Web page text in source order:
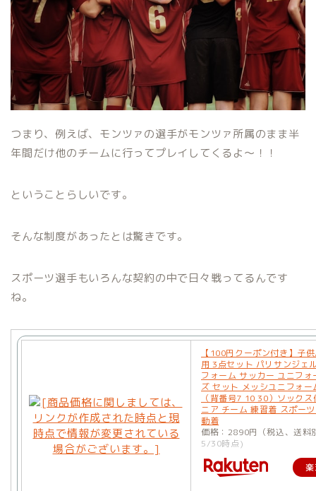
つまり、例えば、モンツァの選手がモンツァ所属のまま半
年間だけ他のチームに行ってプレイしてくるよ〜！！
ということらしいです。
そんな制度があったとは驚きです。
スポーツ選手もいろんな契約の中で日々戦ってるんです
ね。
【100円クーポン付き】子
用 3点セット パリサンジェ
フォーム サッカー ユニフォ
ズ セット メッシユニフォー
（背番号7 10 30）ソック
ニア チーム 練習着 スポー
動着
価格：2890円（税込、送
5/30時点)